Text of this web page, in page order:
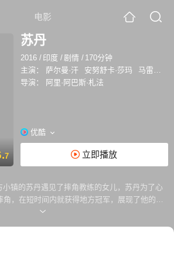
电影
7
苏丹
2016 / 印度 /剧情 / 170分钟
主演：
萨尔曼·汗 安努舒卡·莎玛
马雷塞·克伦普
导演：
阿里·阿巴斯·札法
优酷
立即播放
小镇的苏丹遇见了摔角教练的女儿，苏丹为了心
，在短时间内就获得地方冠军，展现了他的决
人归，还和妻子一起代表印度参加奥运，但就在